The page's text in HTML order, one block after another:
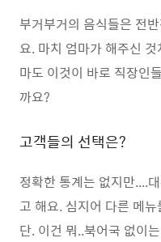
부거부거의 음식들은 전
요. 마치 엄마가 해주신
마도 이것이 바로 직장인
까요?
고객들의 선택은?
정확한 통계는 없지만....
고 해요. 심지어 다른 메
단. 이건 뭐..북어국 없이